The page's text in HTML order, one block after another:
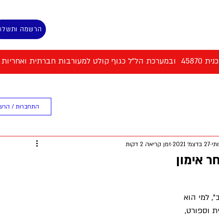
הרשמה
חברתית ואחריות אישית
התחברות /
אימון
27 בדצמ׳ 2021 זמן קריאה 2 דקות
למי הוא
וספורט,